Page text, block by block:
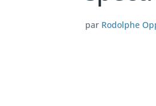
par Rodolphe